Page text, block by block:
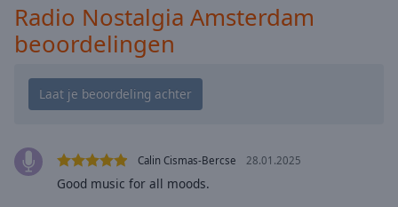
Text
Background
Opacity
Radio Nostalgia Amsterdam
beoordelingen
Calin Cismas-Bercse 28.01.2025
Good music for all moods.